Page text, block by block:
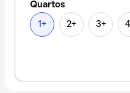
Quartos
1+ 2+ 3+